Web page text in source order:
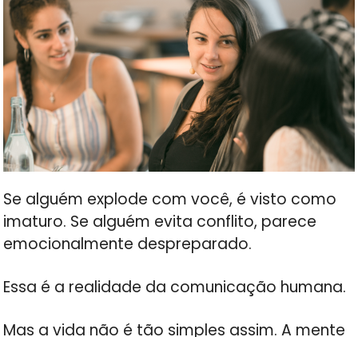
Se alguém explode com você, é visto como
imaturo. Se alguém evita conflito, parece
emocionalmente despreparado.
Essa é a realidade da comunicação humana.
Mas a vida não é tão simples assim. A mente